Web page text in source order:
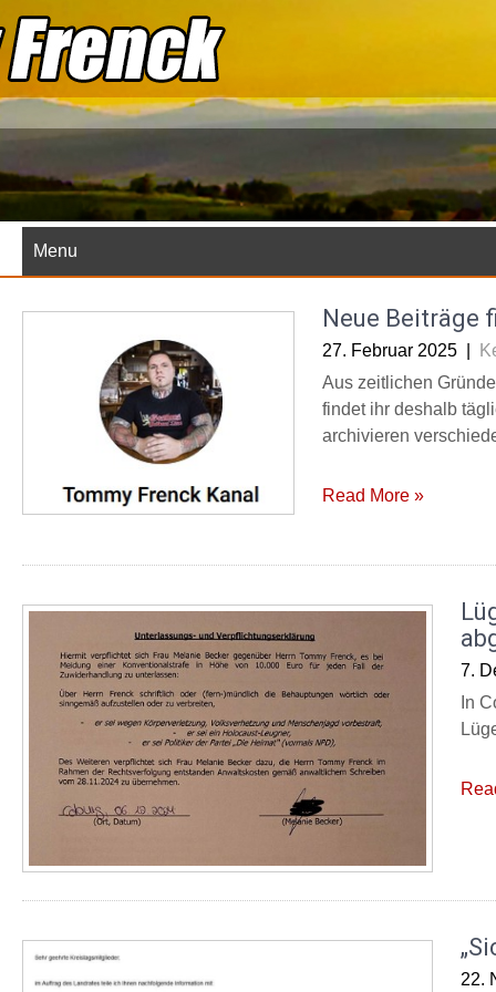
Skip
to
content
Menu
Neue Beiträge
27. Februar 2025
Aus zeitlichen
findet ihr deshalb
archivieren
Read More »
7.
In
22.